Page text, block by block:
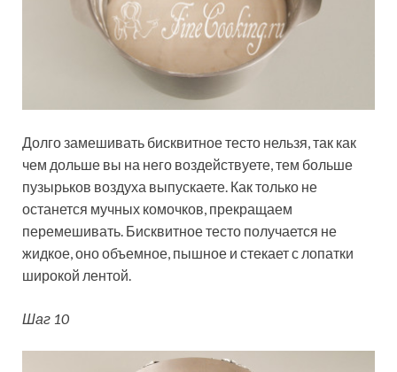
Долго замешивать бисквитное тесто нельзя, так как
чем дольше вы на него воздействуете, тем больше
пузырьков воздуха выпускаете. Как только не
останется мучных комочков, прекращаем
перемешивать. Бисквитное тесто получается не
жидкое, оно объемное, пышное и стекает с лопатки
широкой лентой.
Шаг 10